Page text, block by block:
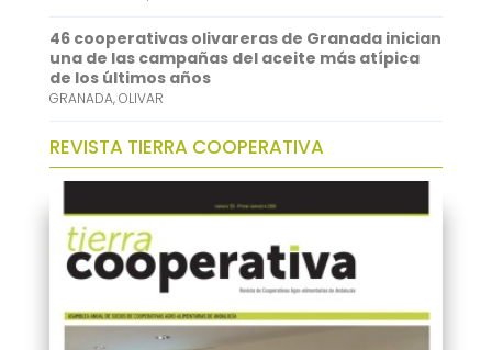
46 cooperativas olivareras de Granada inician
una de las campañas del aceite más atípica
de los últimos años
GRANADA,OLIVAR
REVISTA TIERRA COOPERATIVA